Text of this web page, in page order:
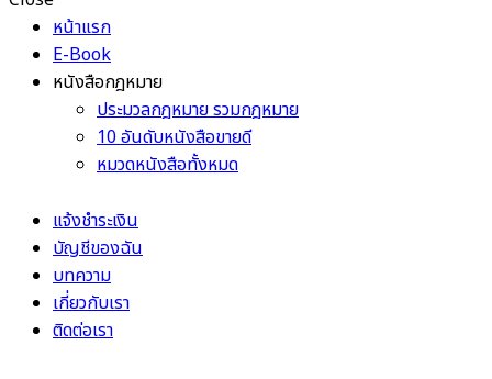
หน้าแรก
E-Book
หนังสือกฎหมาย
ประมวลกฎหมาย รวมกฎหมาย
10 อันดับหนังสือขายดี
หมวดหนังสือทั้งหมด
แจ้งชำระเงิน
บัญชีของฉัน
บทความ
เกี่ยวกับเรา
ติดต่อเรา